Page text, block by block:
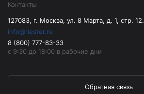
Контакты
127083, г. Москва, ул. 8 Марта, д. 1, стр. 12.
info@riester.ru
8 (800) 777-83-33
с 9:30 до 18:00 в рабочие дни
Обратная связь